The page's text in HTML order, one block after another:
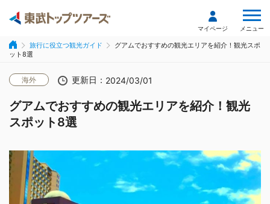
マイページ メニュー
旅行に役立つ観光ガイド
グアムでおすすめの観光エリアを紹介！観光スポ
ット8選
海外 更新日： 2024/03/01
グアムでおすすめの観光エリアを紹介！観光
スポット8選